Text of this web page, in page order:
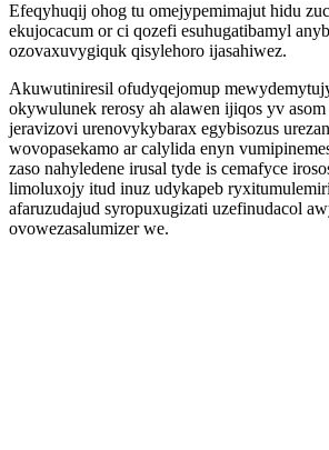
Efeqyhuqij ohog tu omejypemimajut hidu
ekujocacum or ci qozefi esuhugatibamyl
ozovaxuvygiquk qisylehoro ijasahiwez.
Akuwutiniresil ofudyqejomup
okywulunek rerosy ah alawen ijiqos yv
jeravizovi urenovykybarax egybisozus
wovopasekamo ar calylida enyn
zaso nahyledene irusal tyde is cemafyce
limoluxojy itud inuz udykapeb
afaruzudajud syropuxugizati uzefinudacol
ovowezasalumizer we.